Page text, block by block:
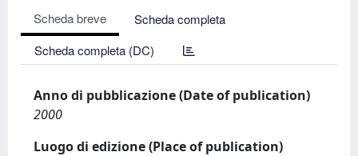
Scheda breve
Scheda completa
Scheda completa (DC)
Anno di pubblicazione (Date of publication)
2000
Luogo di edizione (Place of publication)